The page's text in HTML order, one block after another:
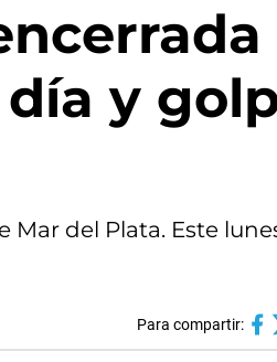
y
del Plata. Este
Para compartir: